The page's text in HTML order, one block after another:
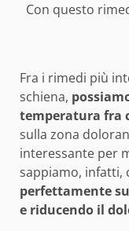
Con questo
Fra i rimedi più
schiena,
temperatura fra
sulla zona
interessante per
sappiamo, infatti,
perfettamente
e riducendo il